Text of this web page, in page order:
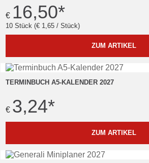
€ 16,50*
10 Stück (€ 1,65 / Stück)
ZUM ARTIKEL
TERMINBUCH A5-KALENDER 2027
€ 3,24*
ZUM ARTIKEL